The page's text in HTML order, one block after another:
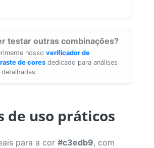
testar outras combinações?
nosso verificador de
de cores dedicado para análises
detalhadas.
de uso práticos
para a cor #c3edb9, com